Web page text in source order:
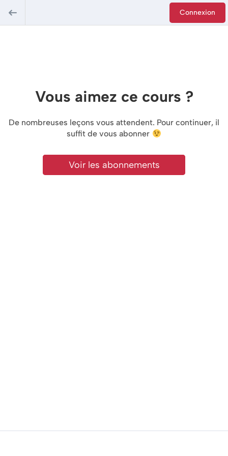
Connexion
Vous aimez ce cours ?
De nombreuses leçons vous attendent. Pour continuer, il
suffit de vous abonner
Voir les abonnements